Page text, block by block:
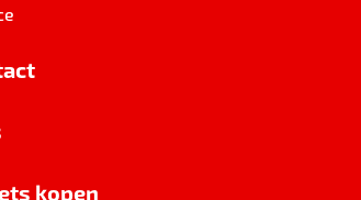
kopen